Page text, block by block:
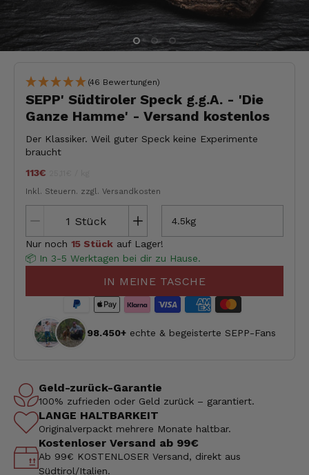
(46 Bewertungen)
SEPP' Südtiroler Speck g.g.A. - 'Die
Ganze Hamme' - Versand kostenlos
Der Klassiker. Weil guter Speck keine Experimente
braucht
113€
Inkl. Steuern. zzgl. Versandkosten
Stück 4.5kg
Nur noch 15 Stück auf Lager!
📦 In 3-5 Werktagen bei dir zu Hause.
IN MEINE TASCHE
98.450+ echte & begeisterte SEPP-Fans
Geld-zurück-Garantie
100% zufrieden oder Geld zurück – garantiert.
LANGE HALTBARKEIT
Originalverpackt mehrere Monate haltbar.
Kostenloser Versand ab 99€
Ab 99€ KOSTENLOSER Versand, direkt aus
Südtirol/Italien.